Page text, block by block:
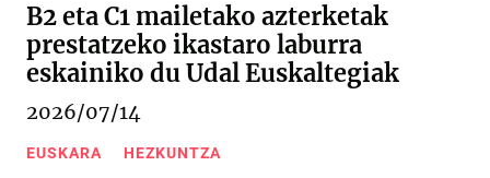
B2 eta C1 mailetako azterketak
prestatzeko ikastaro laburra
eskainiko du Udal Euskaltegiak
2026/07/14
EUSKARA HEZKUNTZA